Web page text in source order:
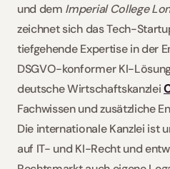
und dem Imperial College
zeichnet sich das Tech-
tiefgehende Expertise in der
DSGVO-konformer KI-
deutsche Wirtschaftskanzlei
Fachwissen und zusätzliche
Die internationale Kanzlei ist
auf IT- und KI-Recht und